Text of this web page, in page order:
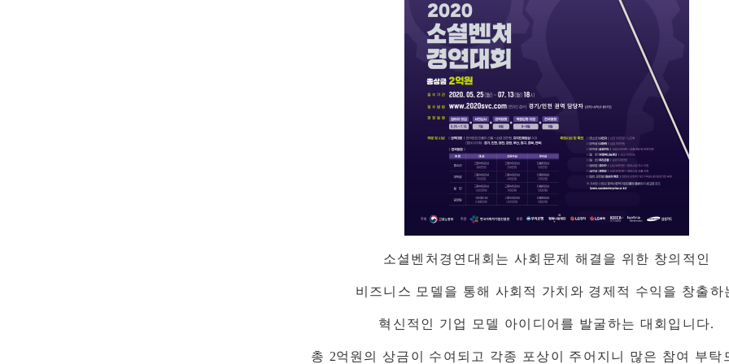
소셜벤처경연대회는 사회문제 해결을 위한 창의적인
비즈니스 모델을 통해 사회적 가치와 경제적 수익을 창출하
혁신적인 기업 모델 아이디어를 발굴하는 대회입니다.
총 2억원의 상금이 수여되고 각종 포상이 주어지니 많은 참여 부탁